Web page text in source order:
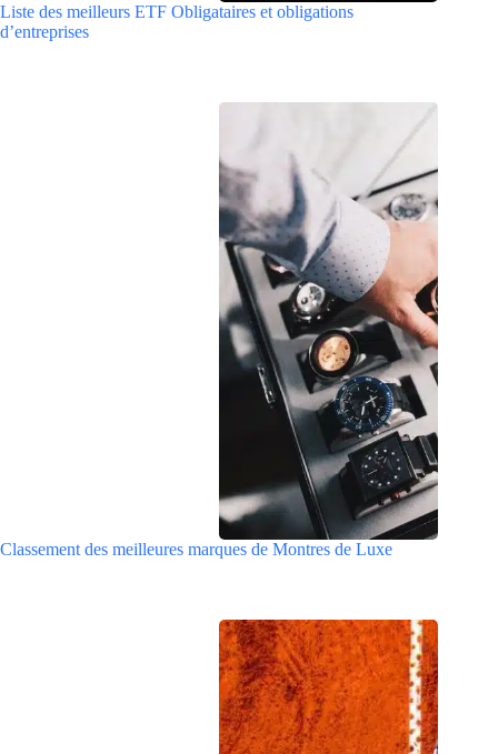
Liste des meilleurs ETF Obligataires et obligations
d’entreprises
Classement des meilleures marques de Montres de Luxe